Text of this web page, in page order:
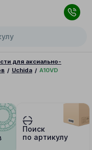
для аксиально-
Uchida A10VD
Поиск
по артикулу